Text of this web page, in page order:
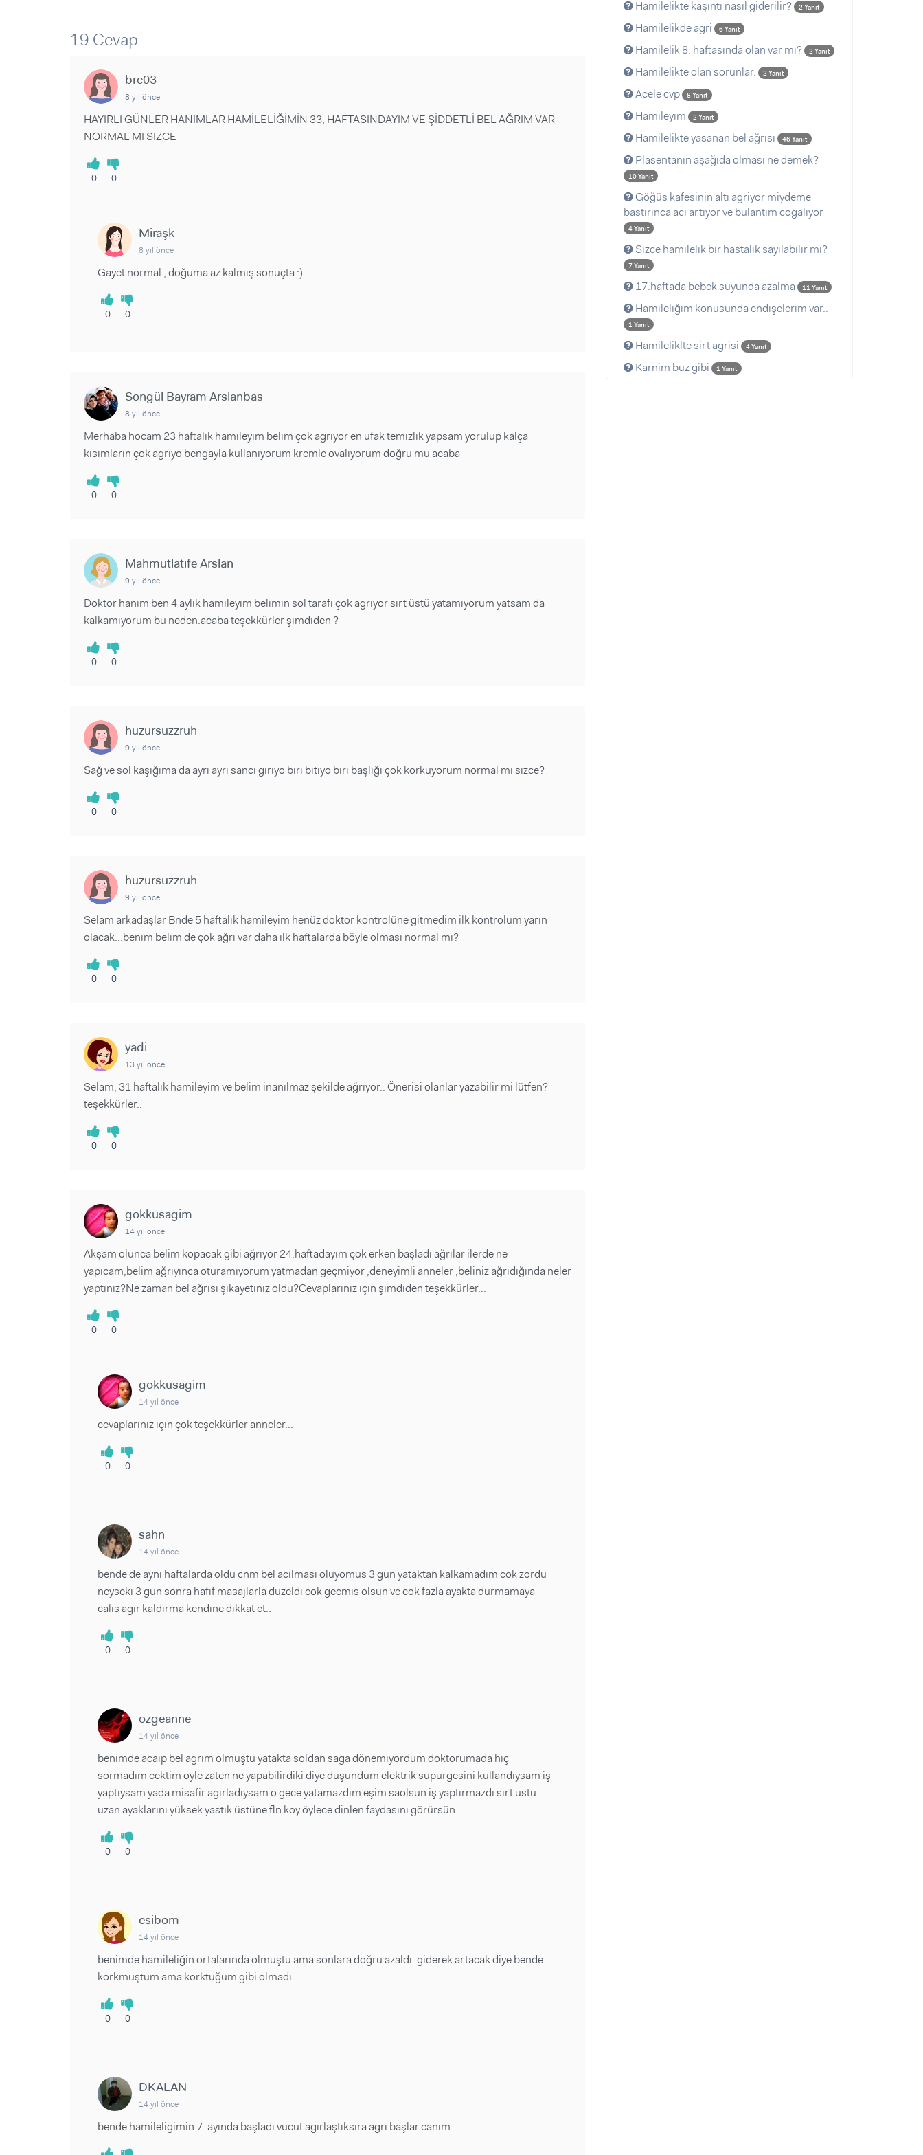
Videolar
19 Cevap
brc03
8 yıl önce
HAYIRLI GÜNLER HANIMLAR HAMİLELİĞİMİN 33, HAFTASINDAYIM VE ŞİDDETLİ BEL AĞRIM VAR
NORMAL Mİ SİZCE
0 0
Miraşk
8 yıl önce
Gayet normal , doğuma az kalmış sonuçta :)
0 0
Songül Bayram Arslanbas
8 yıl önce
Merhaba hocam 23 haftalık hamileyim belim çok agriyor en ufak temizlik yapsam yorulup kalça
kısımların çok agriyo bengayla kullanıyorum kremle ovaliyorum doğru mu acaba
0 0
Mahmutlatife Arslan
9 yıl önce
Doktor hanım ben 4 aylik hamileyim belimin sol tarafi çok agriyor sırt üstü yatamıyorum yatsam da
kalkamıyorum bu neden.acaba teşekkürler şimdiden ?
0 0
huzursuzzruh
9 yıl önce
Sağ ve sol kaşığıma da ayrı ayrı sancı giriyo biri bitiyo biri başlığı çok korkuyorum normal mi sizce?
0 0
huzursuzzruh
9 yıl önce
Selam arkadaşlar Bnde 5 haftalık hamileyim henüz doktor kontrolüne gitmedim ilk kontrolum yarın
olacak...benim belim de çok ağrı var daha ilk haftalarda böyle olması normal mi?
0 0
yadi
13 yıl önce
Selam, 31 haftalık hamileyim ve belim inanılmaz şekilde ağrıyor.. Önerisi olanlar yazabilir mi lütfen?
teşekkürler..
0 0
gokkusagim
14 yıl önce
Akşam olunca belim kopacak gibi ağrıyor 24.haftadayım çok erken başladı ağrılar ilerde ne
yapıcam,belim ağrıyınca oturamıyorum yatmadan geçmiyor ,deneyimli anneler ,beliniz ağrıdığında neler
yaptınız?Ne zaman bel ağrısı şikayetiniz oldu?Cevaplarınız için şimdiden teşekkürler...
0 0
gokkusagim
14 yıl önce
cevaplarınız için çok teşekkürler anneler...
0 0
sahn
14 yıl önce
bende de aynı haftalarda oldu cnm bel acılması oluyomus 3 gun yataktan kalkamadım cok zordu
neysekı 3 gun sonra hafıf masajlarla duzeldı cok gecmıs olsun ve cok fazla ayakta durmamaya
calıs agır kaldırma kendıne dıkkat et..
0 0
ozgeanne
14 yıl önce
benimde acaip bel agrım olmuştu yatakta soldan saga dönemiyordum doktorumada hiç
sormadım cektim öyle zaten ne yapabilirdiki diye düşündüm elektrik süpürgesini kullandıysam iş
yaptıysam yada misafir agırladıysam o gece yatamazdım eşim saolsun iş yaptırmazdı sırt üstü
uzan ayaklarını yüksek yastık üstüne fln koy öylece dinlen faydasını görürsün..
0 0
esibom
14 yıl önce
benimde hamileliğin ortalarında olmuştu ama sonlara doğru azaldı. giderek artacak diye bende
korkmuştum ama korktuğum gibi olmadı
0 0
DKALAN
14 yıl önce
bende hamileligimin 7. ayında başladı vücut agırlaştıksıra agrı başlar canım ...
Hamilelikte kaşıntı nasıl giderilir? 2 Yanıt
Hamilelikde agri 6 Yanıt
Hamilelik 8. haftasında olan var mı? 2 Yanıt
Hamilelikte olan sorunlar. 2 Yanıt
Acele cvp 8 Yanıt
Hamıleyım 2 Yanıt
Hamilelikte yasanan bel ağrısı 46 Yanıt
Plasentanın aşağıda olması ne demek?
10 Yanıt
Göğüs kafesinin altı agriyor miydeme
bastırınca acı artıyor ve bulantim cogaliyor
4 Yanıt
Sizce hamilelik bir hastalık sayılabilir mi?
7 Yanıt
17.haftada bebek suyunda azalma 11 Yanıt
Hamileliğim konusunda endişelerim var..
1 Yanıt
Hamileliklte sirt agrisi 4 Yanıt
Karnim buz gibi 1 Yanıt